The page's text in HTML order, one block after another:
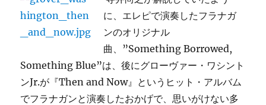
に、エレピで演奏したフラナガ
ンのオリジナル
曲、”Something Borrowed,
Something Blue”は、後にグローヴァー・ワシント
ンJr.が『Then and Now』というヒット・アルバム
でフラナガンと演奏したおかげで、思いがけない多